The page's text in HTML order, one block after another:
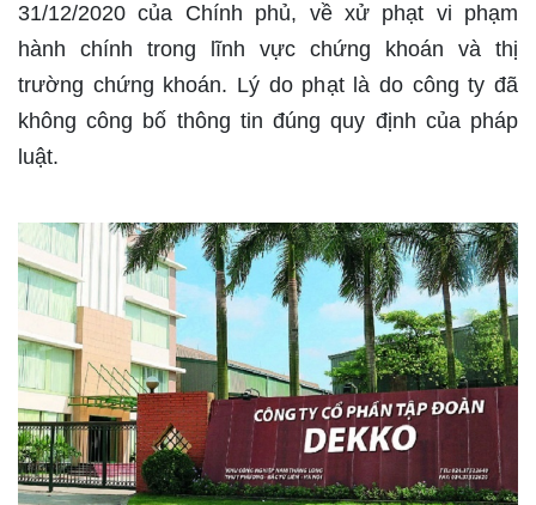
31/12/2020 của Chính phủ, về xử phạt vi phạm
hành chính trong lĩnh vực chứng khoán và thị
trường chứng khoán. Lý do phạt là do công ty đã
không công bố thông tin đúng quy định của pháp
luật.